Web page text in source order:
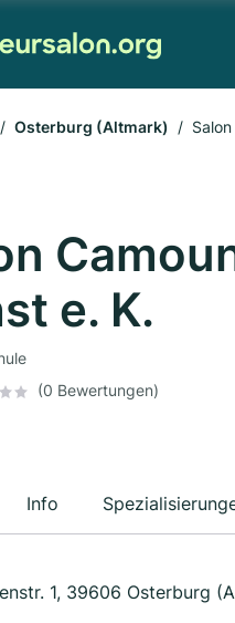
Osterburg (Altmark)
e. K.
(0 Bewertungen)
Info
1, 39606 Osterburg